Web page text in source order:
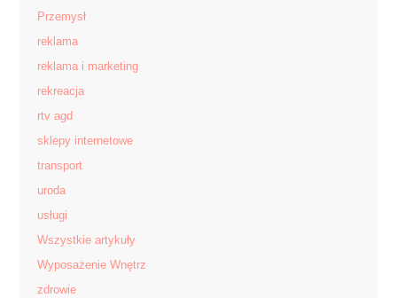
Przemysł
reklama
reklama i marketing
rekreacja
rtv agd
sklepy internetowe
transport
uroda
usługi
Wszystkie artykuły
Wyposażenie Wnętrz
zdrowie